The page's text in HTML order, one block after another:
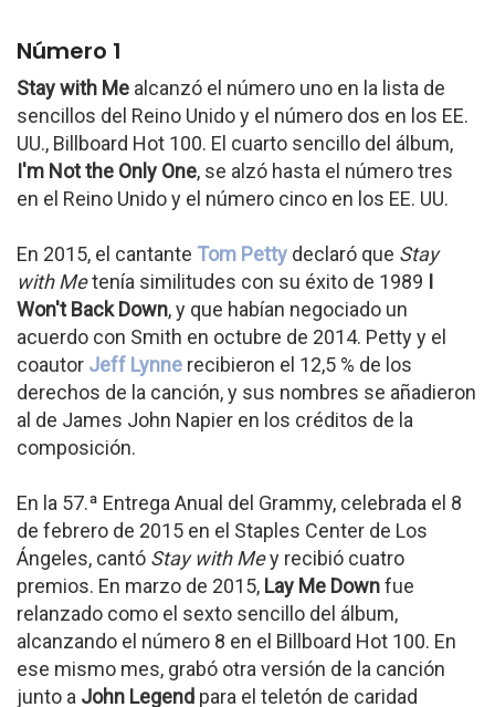
Número 1
Stay with Me alcanzó el número uno en la lista de
sencillos del Reino Unido y el número dos en los EE.
UU., Billboard Hot 100. El cuarto sencillo del álbum,
I'm Not the Only One, se alzó hasta el número tres
en el Reino Unido y el número cinco en los EE. UU.
En 2015, el cantante Tom Petty declaró que Stay
with Metenía similitudes con su éxito de 1989 I
Won't Back Down, y que habían negociado un
acuerdo con Smith en octubre de 2014. Petty y el
coautor Jeff Lynne recibieron el 12,5 % de los
derechos de la canción, y sus nombres se añadieron
al de James John Napier en los créditos de la
composición.
En la 57.ª Entrega Anual del Grammy, celebrada el 8
de febrero de 2015 en el Staples Center de Los
Ángeles, cantó Stay with Mey recibió cuatro
premios. En marzo de 2015, Lay Me Downfue
relanzado como el sexto sencillo del álbum,
alcanzando el número 8 en el Billboard Hot 100. En
ese mismo mes, grabó otra versión de la canción
junto a John Legend para el teletón de caridad